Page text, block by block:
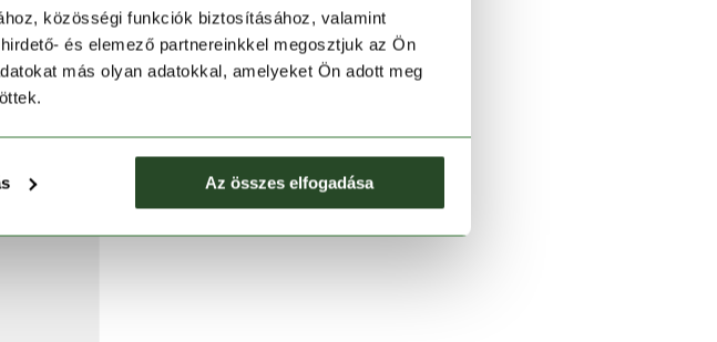
közösségi funkciók biztosításához, valamint
és elemező partnereinkkel megosztjuk az Ön
más olyan adatokkal, amelyeket Ön adott meg
Az összes elfogadása
ezért azt
tárolásához
Űrtartalma 150